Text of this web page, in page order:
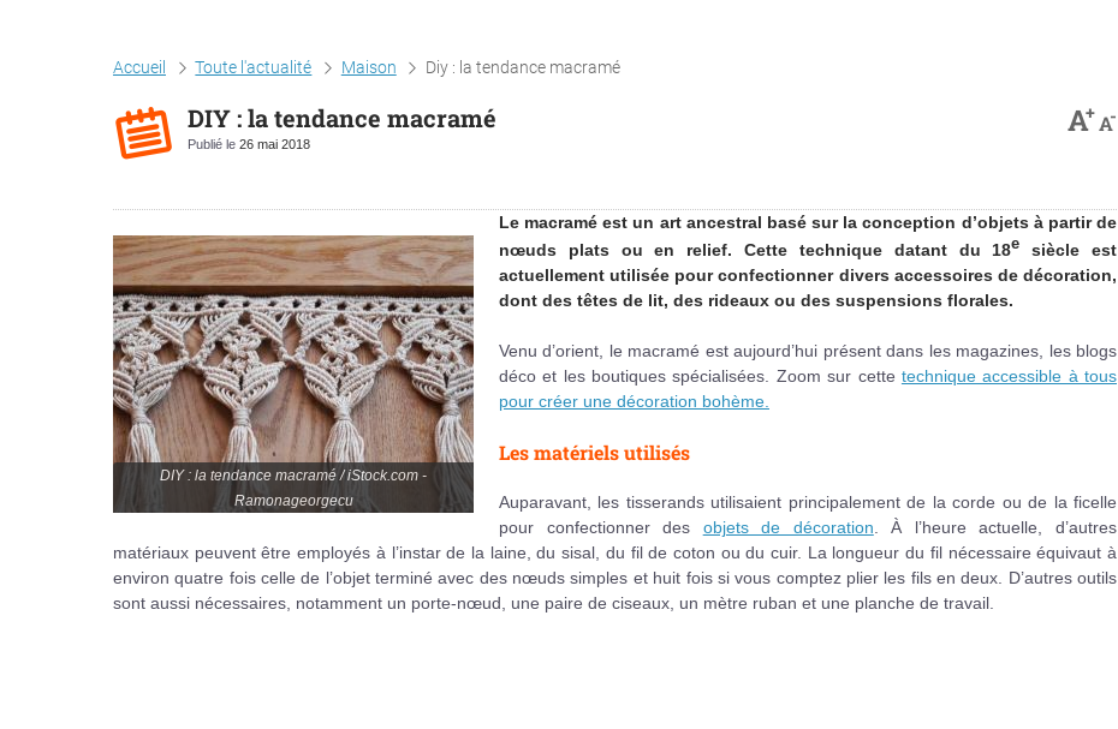
Accueil Toute l'actualité Maison Diy : la tendance macramé
DIY : la tendance macramé
Publié le 26 mai 2018
A+A-
DIY : la tendance macramé / iStock.com -
Ramonageorgecu
Le macramé est un art ancestral basé sur la conception d’objets à partir de
nœuds plats ou en relief. Cette technique datant du 18e siècle est
actuellement utilisée pour confectionner divers accessoires de décoration,
dont des têtes de lit, des rideaux ou des suspensions florales.
Venu d’orient, le macramé est aujourd’hui présent dans les magazines, les blogs
déco et les boutiques spécialisées. Zoom sur cette technique accessible à tous
pour créer une décoration bohème.
Les matériels utilisés
Auparavant, les tisserands utilisaient principalement de la corde ou de la ficelle
pour confectionner des objets de décoration . À l’heure actuelle, d’autres
matériaux peuvent être employés à l’instar de la laine, du sisal, du fil de coton ou du cuir. La longueur du fil nécessaire équivaut à
environ quatre fois celle de l’objet terminé avec des nœuds simples et huit fois si vous comptez plier les fils en deux. D’autres outils
sont aussi nécessaires, notamment un porte-nœud, une paire de ciseaux, un mètre ruban et une planche de travail.